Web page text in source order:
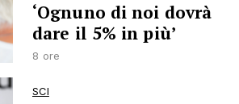
‘Ognuno di noi dovrà
dare il 5% in più’
8 ore
SCI